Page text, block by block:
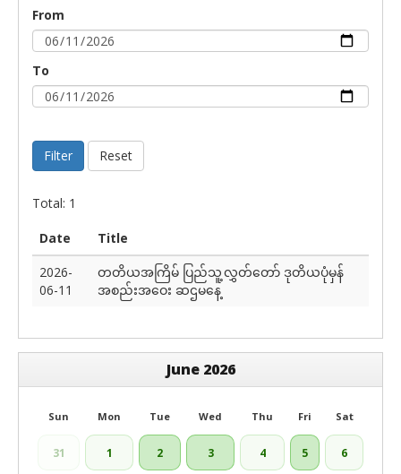
From
To
Filter Reset
Total: 1
Date
Title
2026-
06-11
တတိယအကြိမ် ပြည်သူ့လွှတ်တော် ဒုတိယပုံမှန်
အစည်းအဝေး ဆဌမနေ့
June 2026
Sun Mon Tue Wed Thu Fri Sat
31 1 2 3 4 5 6